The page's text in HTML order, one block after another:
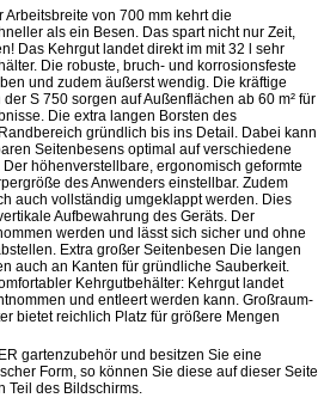
Arbeitsbreite von 700 mm kehrt die
als ein Besen. Das spart nicht nur Zeit,
Das Kehrgut landet direkt im mit 32 l sehr
Die robuste, bruch- und korrosionsfeste
und zudem äußerst wendig. Die kräftige
S 750 sorgen auf Außenflächen ab 60 m² für
Die extra langen Borsten des
gründlich bis ins Detail. Dabei kann
Seitenbesens optimal auf verschiedene
höhenverstellbare, ergonomisch geformte
des Anwenders einstellbar. Zudem
auch vollständig umgeklappt werden. Dies
Aufbewahrung des Geräts. Der
werden und lässt sich sicher und ohne
Extra großer Seitenbesen Die langen
auch an Kanten für gründliche Sauberkeit.
Kehrgutbehälter: Kehrgut landet
und entleert werden kann. Großraum-
bietet reichlich Platz für größere Mengen
gartenzubehör und besitzen Sie eine
Form, so können Sie diese auf dieser Seite
Teil des Bildschirms.